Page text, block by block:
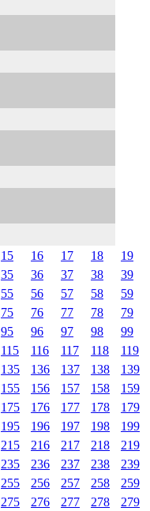
15 16 17 18 19
35 36 37 38 39
55 56 57 58 59
75 76 77 78 79
95 96 97 98 99
115 116 117 118 119
135 136 137 138 139
155 156 157 158 159
175 176 177 178 179
195 196 197 198 199
215 216 217 218 219
235 236 237 238 239
255 256 257 258 259
275 276 277 278 279